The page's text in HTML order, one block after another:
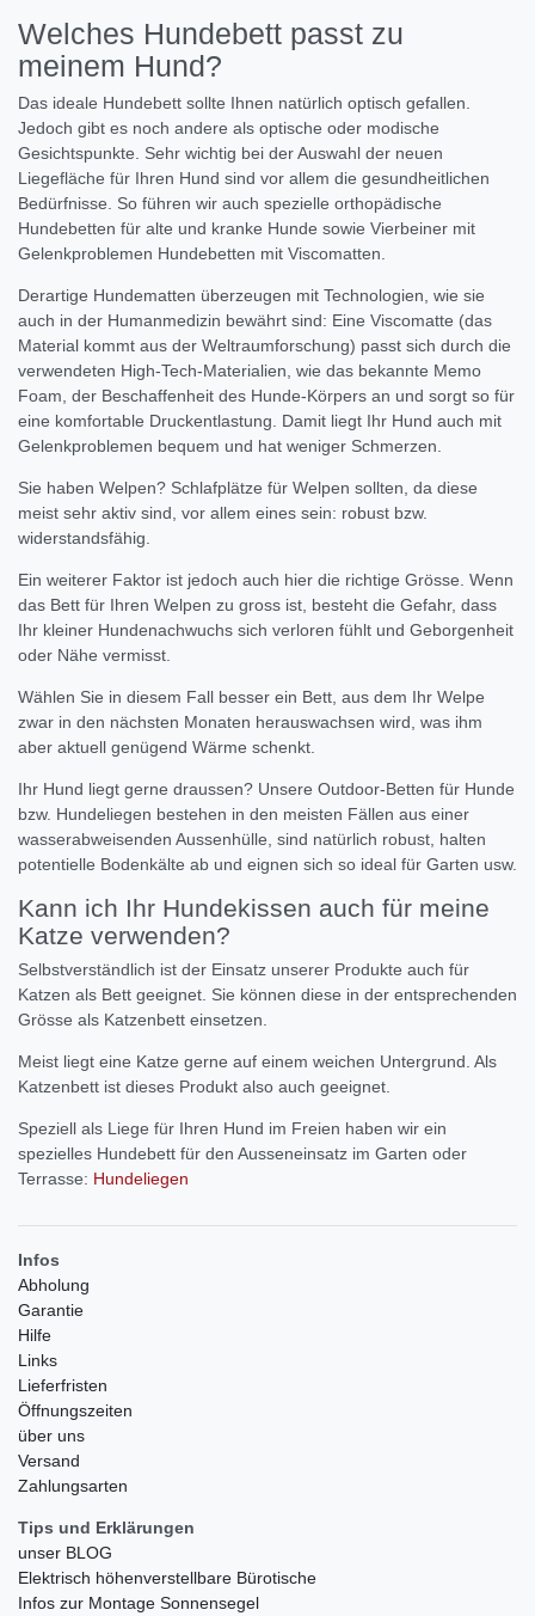
Welches Hundebett passt zu
meinem Hund?
Das ideale Hundebett sollte Ihnen natürlich optisch gefallen.
Jedoch gibt es noch andere als optische oder modische
Gesichtspunkte. Sehr wichtig bei der Auswahl der neuen
Liegefläche für Ihren Hund sind vor allem die gesundheitlichen
Bedürfnisse. So führen wir auch spezielle orthopädische
Hundebetten für alte und kranke Hunde sowie Vierbeiner mit
Gelenkproblemen Hundebetten mit Viscomatten.
Derartige Hundematten überzeugen mit Technologien, wie sie
auch in der Humanmedizin bewährt sind: Eine Viscomatte (das
Material kommt aus der Weltraumforschung) passt sich durch die
verwendeten High-Tech-Materialien, wie das bekannte Memo
Foam, der Beschaffenheit des Hunde-Körpers an und sorgt so für
eine komfortable Druckentlastung. Damit liegt Ihr Hund auch mit
Gelenkproblemen bequem und hat weniger Schmerzen.
Sie haben Welpen? Schlafplätze für Welpen sollten, da diese
meist sehr aktiv sind, vor allem eines sein: robust bzw.
widerstandsfähig.
Ein weiterer Faktor ist jedoch auch hier die richtige Grösse. Wenn
das Bett für Ihren Welpen zu gross ist, besteht die Gefahr, dass
Ihr kleiner Hundenachwuchs sich verloren fühlt und Geborgenheit
oder Nähe vermisst.
Wählen Sie in diesem Fall besser ein Bett, aus dem Ihr Welpe
zwar in den nächsten Monaten herauswachsen wird, was ihm
aber aktuell genügend Wärme schenkt.
Ihr Hund liegt gerne draussen? Unsere Outdoor-Betten für Hunde
bzw. Hundeliegen bestehen in den meisten Fällen aus einer
wasserabweisenden Aussenhülle, sind natürlich robust, halten
potentielle Bodenkälte ab und eignen sich so ideal für Garten usw.
Kann ich Ihr Hundekissen auch für meine
Katze verwenden?
Selbstverständlich ist der Einsatz unserer Produkte auch für
Katzen als Bett geeignet. Sie können diese in der entsprechenden
Grösse als Katzenbett einsetzen.
Meist liegt eine Katze gerne auf einem weichen Untergrund. Als
Katzenbett ist dieses Produkt also auch geeignet.
Speziell als Liege für Ihren Hund im Freien haben wir ein
spezielles Hundebett für den Ausseneinsatz im Garten oder
Terrasse: Hundeliegen
Infos
Abholung
Garantie
Hilfe
Links
Lieferfristen
Öffnungszeiten
über uns
Versand
Zahlungsarten
Tips und Erklärungen
unser BLOG
Elektrisch höhenverstellbare Bürotische
Infos zur Montage Sonnensegel